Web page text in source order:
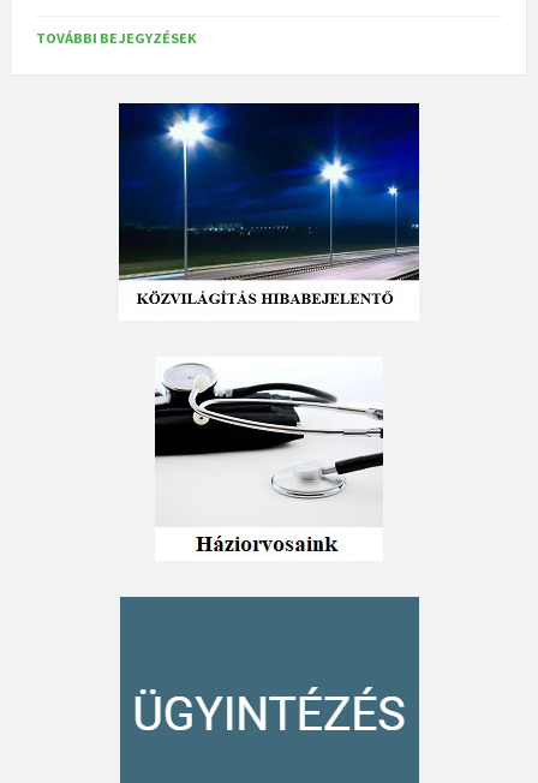
TOVÁBBI BEJEGYZÉSEK